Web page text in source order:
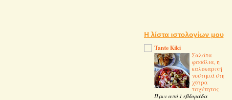
Η λίστα ιστολογίων μου
Tante Kiki
Σαλάτα
φασόλια, η
καλοκαρινή
νοστιμιά στη
χύτρα
ταχύτητας
Πριν από 1 εβδομάδα